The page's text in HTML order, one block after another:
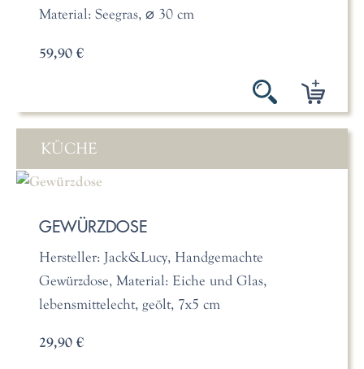
Material: Seegras, ⌀ 30 cm
59,90 €
KÜCHE
GEWÜRZDOSE
Hersteller: Jack&Lucy, Handgemachte
Gewürzdose, Material: Eiche und Glas,
lebensmittelecht, geölt, 7x5 cm
29,90 €